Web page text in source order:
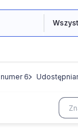
numer 6